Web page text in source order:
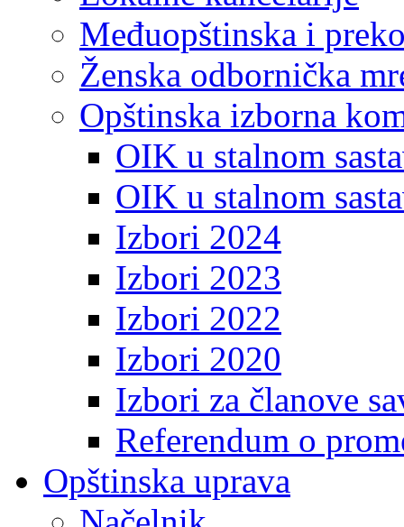
Međuopštinska i
Ženska odbornička
Opštinska izborna
OIK u stalnom
OIK u stalnom
Izbori 2024
Izbori 2023
Izbori 2022
Izbori 2020
Izbori za članove
Referendum o
Opštinska uprava